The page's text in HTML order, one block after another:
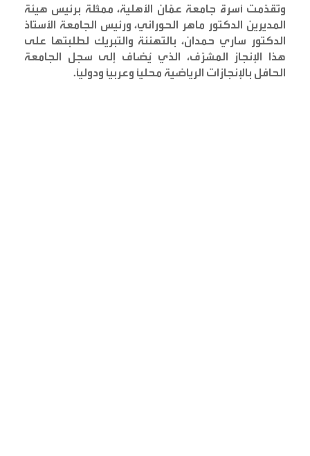
وتقدّمت أسرة جامعة عمّان الأهلية، ممثّلة برئيس هيئة
المديرين الدكتور ماهر الحوراني، ورئيس الجامعة الأستاذ
الدكتور ساري حمدان، بالتهنئة والتبريك لطلبتها على
هذا الإنجاز المشرّف، الذي يُضاف إلى سجل الجامعة
الحافل بالإنجازات الرياضية محليًا وعربيًا ودوليًا.